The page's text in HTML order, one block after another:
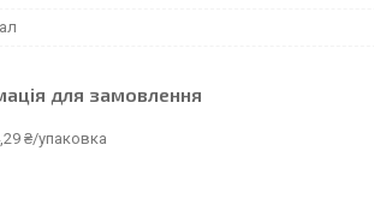
для замовлення
₴/упаковка